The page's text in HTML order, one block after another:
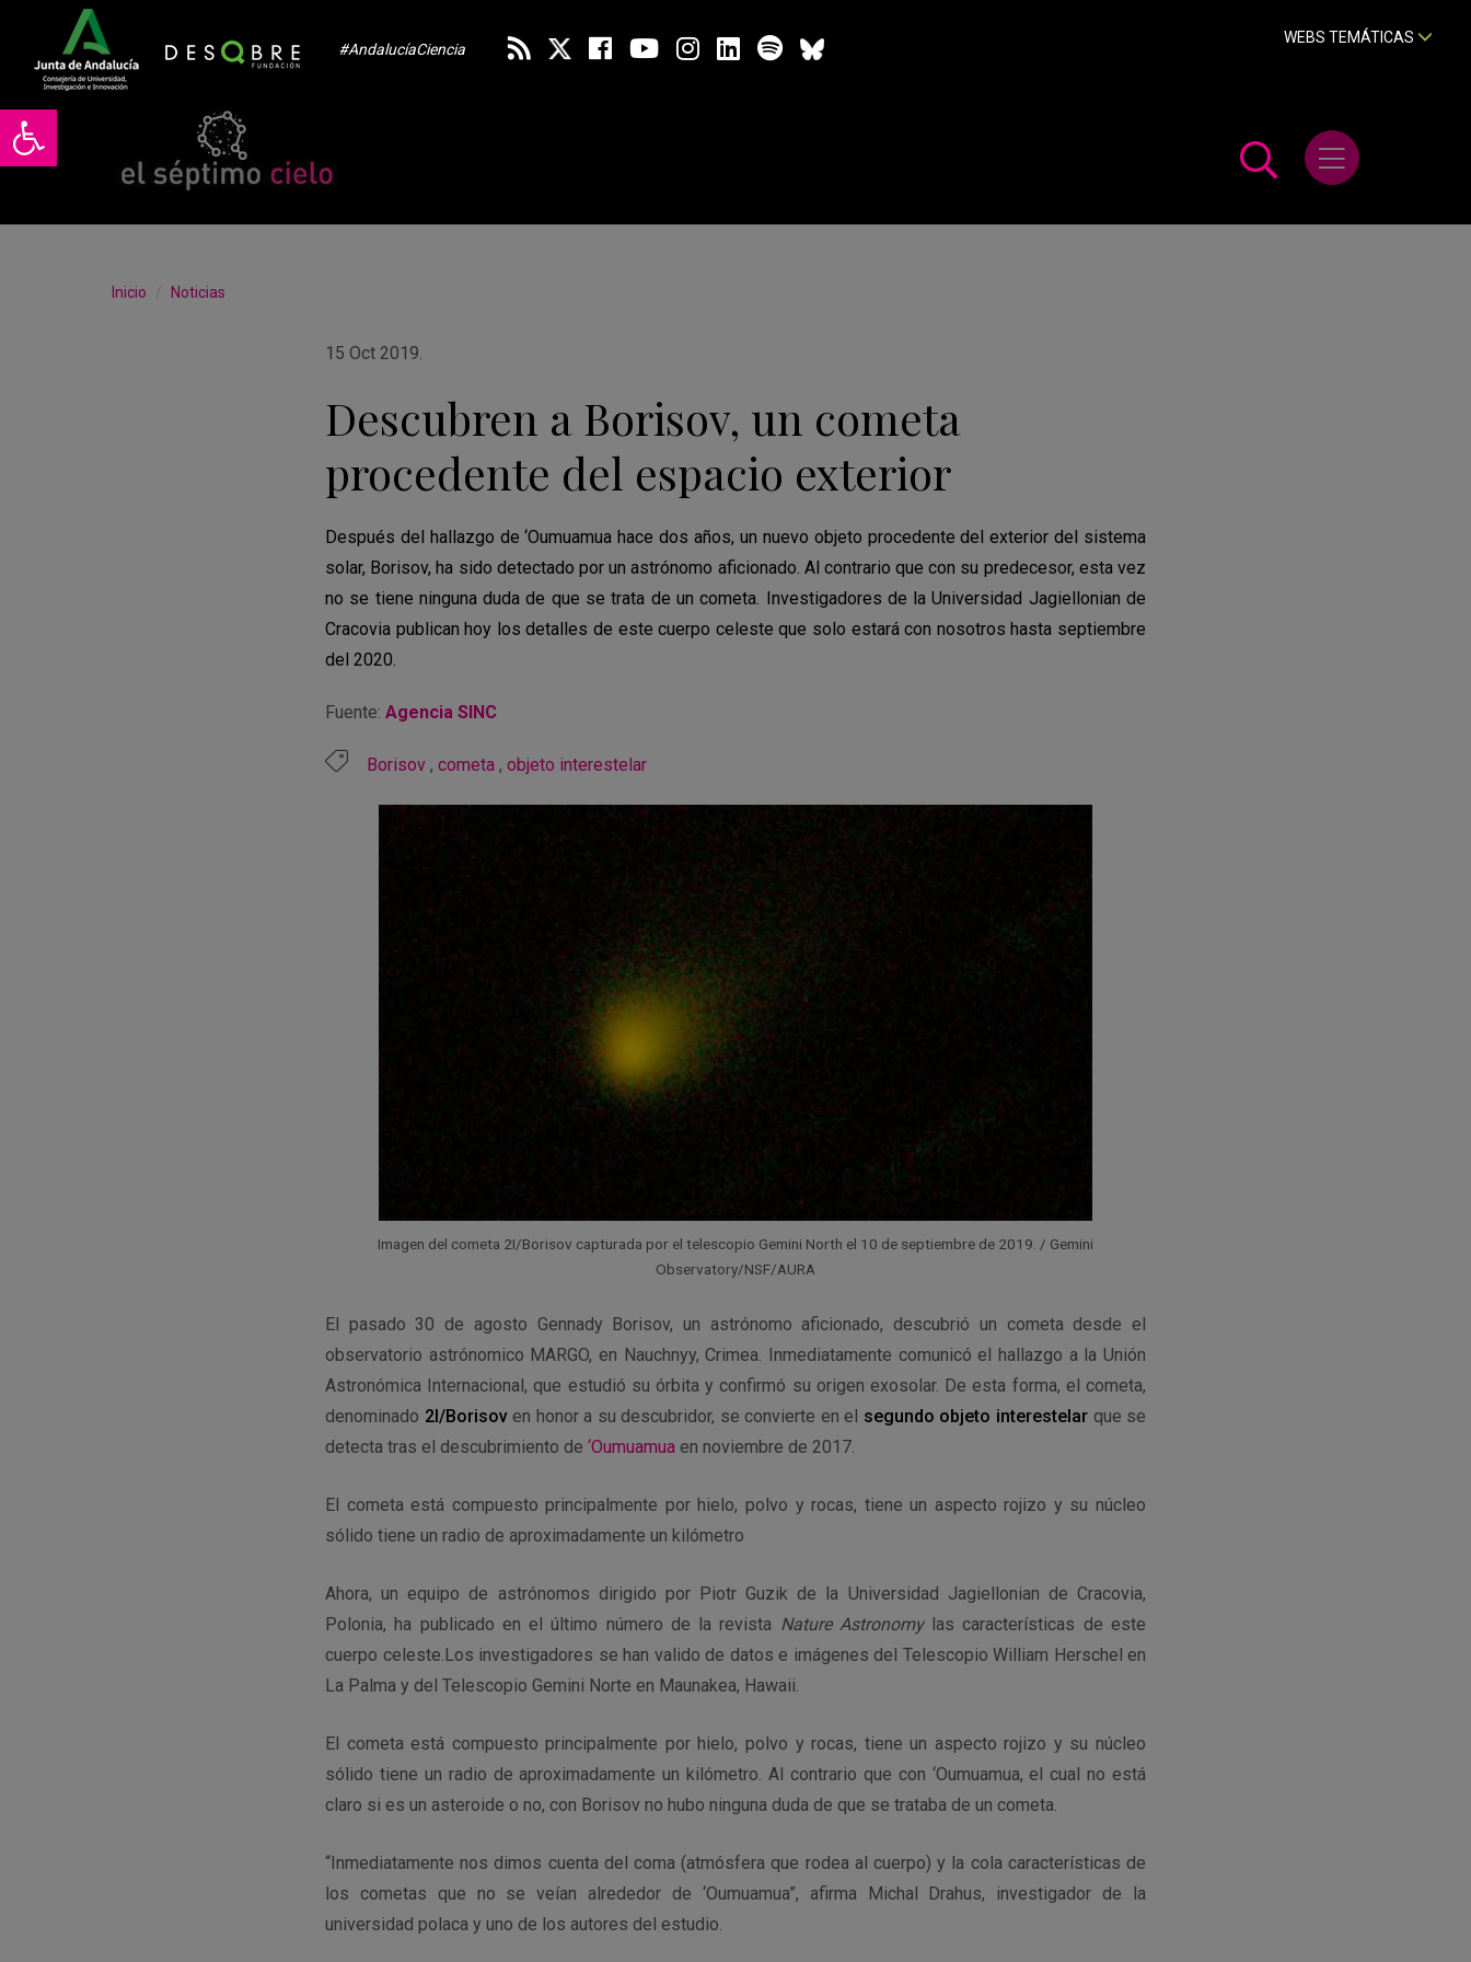
Abrir barra de herramientas
#AndalucíaCiencia
WEBS TEMÁTICAS
Abrir menú
Inicio Noticias
15 Oct 2019.
Descubren a Borisov, un cometa
procedente del espacio exterior
Después del hallazgo de ‘Oumuamua hace dos años, un nuevo objeto procedente del exterior del sistema
solar, Borisov, ha sido detectado por un astrónomo aficionado. Al contrario que con su predecesor, esta vez
no se tiene ninguna duda de que se trata de un cometa. Investigadores de la Universidad Jagiellonian de
Cracovia publican hoy los detalles de este cuerpo celeste que solo estará con nosotros hasta septiembre
del 2020.
Fuente: Agencia SINC
Borisov, cometa, objeto interestelar
Imagen del cometa 2I/Borisov capturada por el telescopio Gemini North el 10 de septiembre de 2019. / Gemini
Observatory/NSF/AURA
El pasado 30 de agosto Gennady Borisov, un astrónomo aficionado, descubrió un cometa desde el
observatorio astrónomico MARGO, en Nauchnyy, Crimea. Inmediatamente comunicó el hallazgo a la Unión
Astronómica Internacional, que estudió su órbita y confirmó su origen exosolar. De esta forma, el cometa,
denominado 2I/Borisoven honor a su descubridor, se convierte en el segundo objeto interestelarque se
detecta tras el descubrimiento de ‘Oumuamua en noviembre de 2017.
El cometa está compuesto principalmente por hielo, polvo y rocas, tiene un aspecto rojizo y su núcleo
sólido tiene un radio de aproximadamente un kilómetro
Ahora, un equipo de astrónomos dirigido por Piotr Guzik de la Universidad Jagiellonian de Cracovia,
Polonia, ha publicado en el último número de la revista Nature Astronomylas características de este
cuerpo celeste.Los investigadores se han valido de datos e imágenes del Telescopio William Herschel en
La Palma y del Telescopio Gemini Norte en Maunakea, Hawaii.
El cometa está compuesto principalmente por hielo, polvo y rocas, tiene un aspecto rojizo y su núcleo
sólido tiene un radio de aproximadamente un kilómetro. Al contrario que con ‘Oumuamua, el cual no está
claro si es un asteroide o no, con Borisov no hubo ninguna duda de que se trataba de un cometa.
“Inmediatamente nos dimos cuenta del coma (atmósfera que rodea al cuerpo) y la cola características de
los cometas que no se veían alrededor de ‘Oumuamua”, afirma Michal Drahus, investigador de la
universidad polaca y uno de los autores del estudio.